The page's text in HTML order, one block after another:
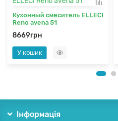
Кухонный смеситель ELLECI
Reno avena 51
8669грн
У кошик
Інформація